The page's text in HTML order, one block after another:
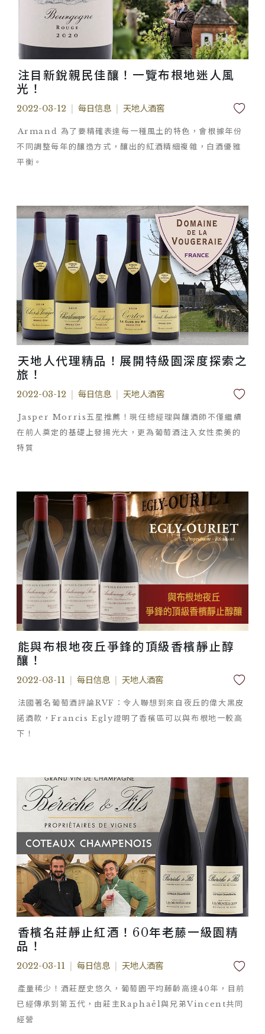
注目新銳親民佳釀！一覽布根地迷人風
光！
2022-03-12 每日信息 天地人酒窖
Armand 為了要精確表達每一種風土的特色，會根據年份
不同調整每年的釀造方式，釀出的紅酒精細複雜，白酒優雅
平衡。
天地人代理精品！展開特級園深度探索之
旅！
2022-03-12 每日信息 天地人酒窖
Jasper Morris五星推薦！現任總經理與釀酒師不僅繼續
在前人奠定的基礎上發揚光大，更為葡萄酒注入女性柔美的
特質
能與布根地夜丘爭鋒的頂級香檳靜止醇
釀！
2022-03-11 每日信息 天地人酒窖
法國著名葡萄酒評論RVF：令人聯想到來自夜丘的偉大黑皮
諾酒款，Francis Egly證明了香檳區可以與布根地一較高
下！
香檳名莊靜止紅酒！60年老藤一級園精
品！
2022-03-11 每日信息 天地人酒窖
產量稀少！酒莊歷史悠久，葡萄園平均藤齡高達40年，目前
已經傳承到第五代，由莊主Raphaël與兄弟Vincent共同
經營